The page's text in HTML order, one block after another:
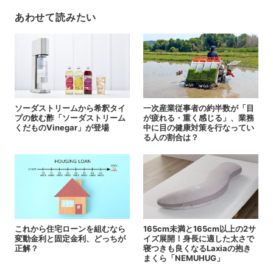
あわせて読みたい
ソーダストリームから希釈タイ
プの飲む酢「ソーダストリーム
くだものVinegar」が登場
一次産業従事者の約半数が「目
が疲れる・重く感じる」、業務
中に目の健康対策を行なってい
る人の割合は？
これから住宅ローンを組むなら
変動金利と固定金利、どっちが
正解？
165cm未満と165cm以上の2サ
イズ展開！身長に適した太さで
寝つきも良くなるLaxiaの抱き
まくら「NEMUHUG」